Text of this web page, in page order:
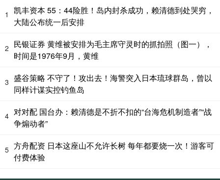
1
凯丰资本 55：44险胜！岛内封杀成功，赖清德到处哭穷，
大陆公布统一后安排
2 民银证券 黄维被安排为毛主席守灵时的抓拍照（图一），
时间是1976年9月，黄维
3 盛谷策略 不守了！攻出去！海警突入日本琉球群岛，曾以
同样计谋实控钓鱼岛
4 对对配 国台办：赖清德是不折不扣的“台海危机制造者”“战
争煽动者”
5 方舟配资 日本这座山不允许长树 每年都要烧一次！游客可
付费体验